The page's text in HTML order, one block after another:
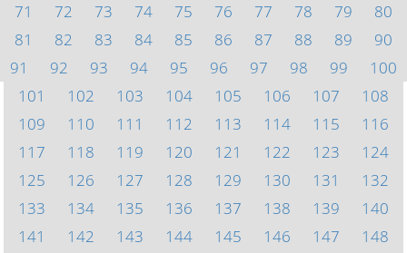
71
72 73 74 75 76 77 78 79
80
81
82 83 84 85 86 87 88 89
90
91
92 93 94 95 96 97 98 99
100
101
102 103 104 105 106 107
108
109
110 111 112 113 114 115
116
117
118 119 120 121 122 123
124
125
126 127 128 129 130 131
132
133
134 135 136 137 138 139
140
141
142 143 144 145 146 147
148